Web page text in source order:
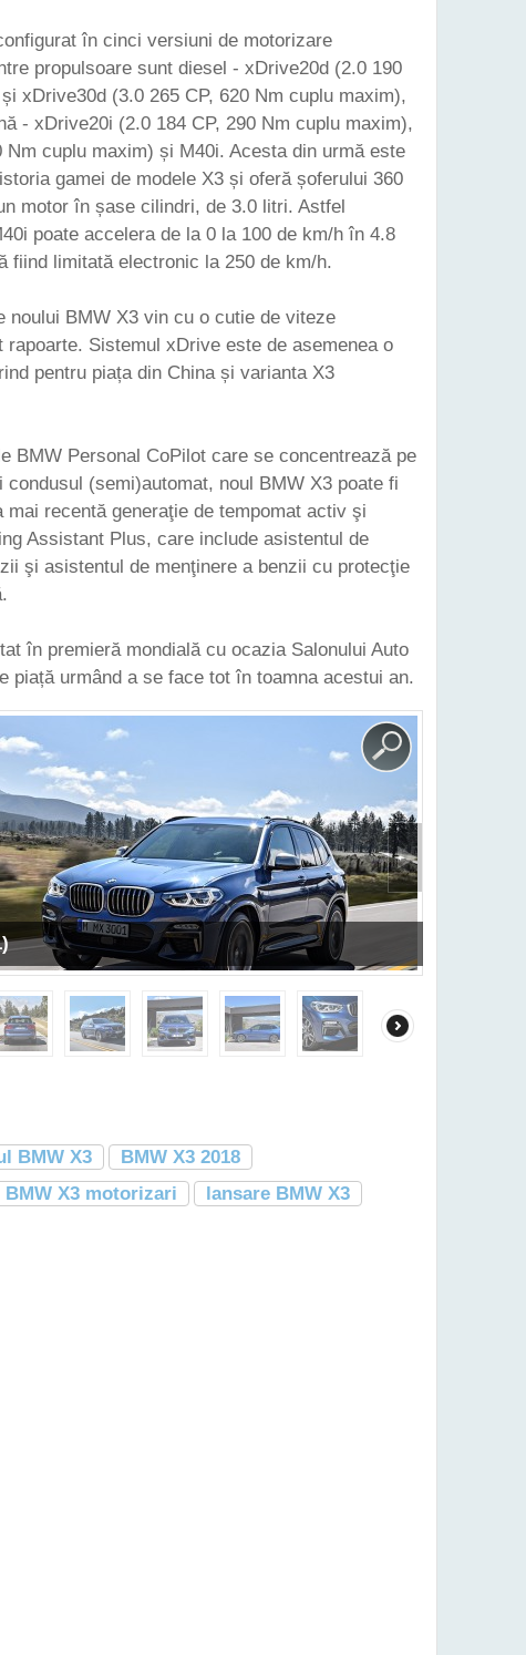
în cinci versiuni de motorizare
propulsoare sunt diesel - xDrive20d (2.0 190
xDrive30d (3.0 265 CP, 620 Nm cuplu maxim),
- xDrive20i (2.0 184 CP, 290 Nm cuplu maxim),
Nm cuplu maxim) și M40i. Acesta din urmă este
gamei de modele X3 și oferă șoferului 360
motor în șase cilindri, de 3.0 litri. Astfel
poate accelera de la 0 la 100 de km/h în 4.8
fiind limitată electronic la 250 de km/h.
noului BMW X3 vin cu o cutie de viteze
rapoarte. Sistemul xDrive este de asemenea o
pentru piața din China și varianta X3
BMW Personal CoPilot care se concentrează pe
(semi)automat, noul BMW X3 poate fi
mai recentă generaţie de tempomat activ şi
Assistant Plus, care include asistentul de
şi asistentul de menţinere a benzii cu protecţie
în premieră mondială cu ocazia Salonului Auto
piață urmând a se face tot în toamna acestui an.
BMW X3
BMW X3 2018
BMW X3 motorizari
lansare BMW X3